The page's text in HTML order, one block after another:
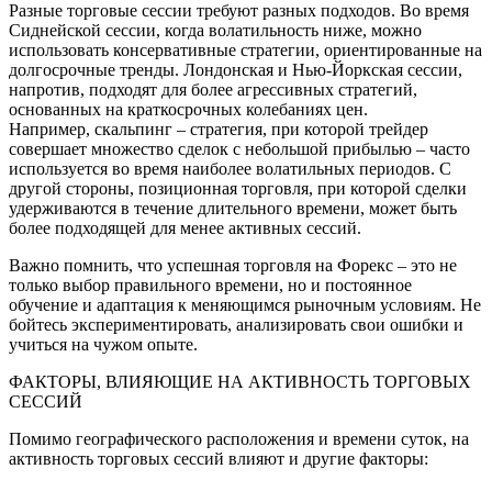
Разные торговые сессии требуют разных подходов. Во время
Сиднейской сессии, когда волатильность ниже, можно
использовать консервативные стратегии, ориентированные на
долгосрочные тренды. Лондонская и Нью-Йоркская сессии,
напротив, подходят для более агрессивных стратегий,
основанных на краткосрочных колебаниях цен.
Например, скальпинг – стратегия, при которой трейдер
совершает множество сделок с небольшой прибылью – часто
используется во время наиболее волатильных периодов. С
другой стороны, позиционная торговля, при которой сделки
удерживаются в течение длительного времени, может быть
более подходящей для менее активных сессий.
Важно помнить, что успешная торговля на Форекс – это не
только выбор правильного времени, но и постоянное
обучение и адаптация к меняющимся рыночным условиям. Не
бойтесь экспериментировать, анализировать свои ошибки и
учиться на чужом опыте.
ФАКТОРЫ, ВЛИЯЮЩИЕ НА АКТИВНОСТЬ ТОРГОВЫХ
СЕССИЙ
Помимо географического расположения и времени суток, на
активность торговых сессий влияют и другие факторы: